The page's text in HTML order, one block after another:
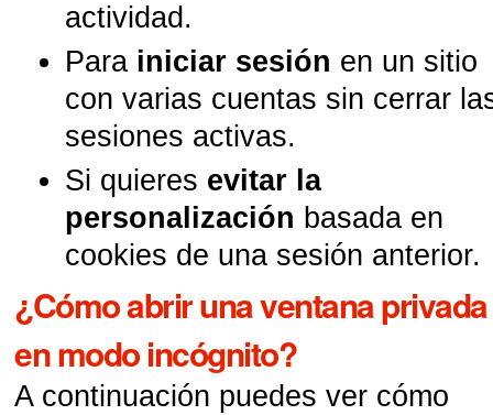
actividad.
Para iniciar sesión en un sitio
con varias cuentas sin cerrar
sesiones activas.
Si quieres evitar la
personalización basada en
cookies de una sesión anterior.
¿Cómo abrir una ventana
en modo incógnito?
A continuación puedes ver cómo